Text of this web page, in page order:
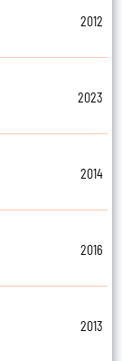
2012
2023
2014
2016
2013